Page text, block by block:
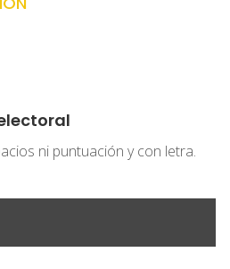
ni puntuación y con letra.